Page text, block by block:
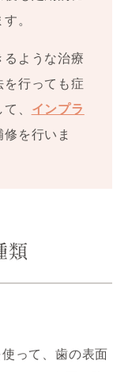
。
るような治療
を行っても症
、 インプラ
修を行いま
類
って、歯の表面